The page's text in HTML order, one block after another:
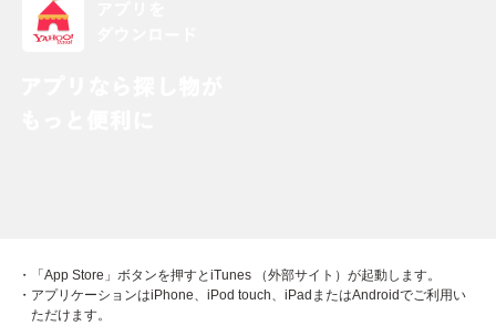
・「App Store」ボタンを押すとiTunes （外部サイト）が起動します。
・アプリケーションはiPhone、iPod touch、iPadまたはAndroidでご利用い
ただけます。